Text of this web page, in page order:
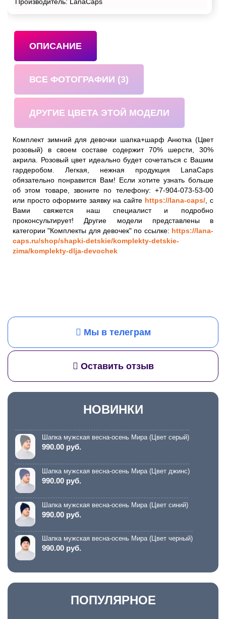
Производитель: LanaCaps
ОПИСАНИЕ
ВСЕ ФОТОГРАФИИ (3)
ДРУГИЕ ЦВЕТА ЭТОЙ МОДЕЛИ
Комплект зимний для девочки шапка+шарф Анютка (Цвет
розовый) в своем составе содержит 70% шерсти, 30%
акрила. Розовый цвет идеально будет сочетаться с Вашим
гардеробом. Легкая, нежная продукция LanaCaps
обязательно понравится Вам! Если хотите узнать больше
об этом товаре, звоните по телефону: +7-904-073-53-00
или просто оформите заявку на сайте https://lana-caps/, с
Вами свяжется наш специалист и подробно
проконсультирует! Другие модели представлены в
категории "Комплекты для девочек" по ссылке: https://lana-
caps.ru/shop/shapki-detskie/komplekty-detskie-
zima/komplekty-dlja-devochek
Мы в телеграм
Оставить отзыв
НОВИНКИ
Шапка мужская весна-осень Мира (Цвет серый)
990.00 руб.
Шапка мужская весна-осень Мира (Цвет джинс)
990.00 руб.
Шапка мужская весна-осень Мира (Цвет синий)
990.00 руб.
Шапка мужская весна-осень Мира (Цвет черный)
990.00 руб.
ПОПУЛЯРНОЕ